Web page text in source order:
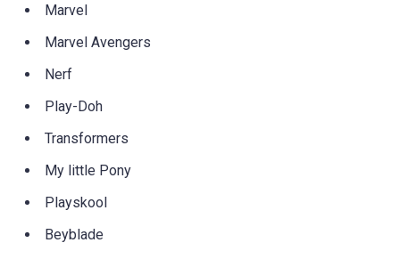
Marvel
Marvel Avengers
Nerf
Play-Doh
Transformers
My little Pony
Playskool
Beyblade